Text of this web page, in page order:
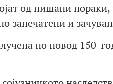
од пишани
запечатени и
по повод 150-